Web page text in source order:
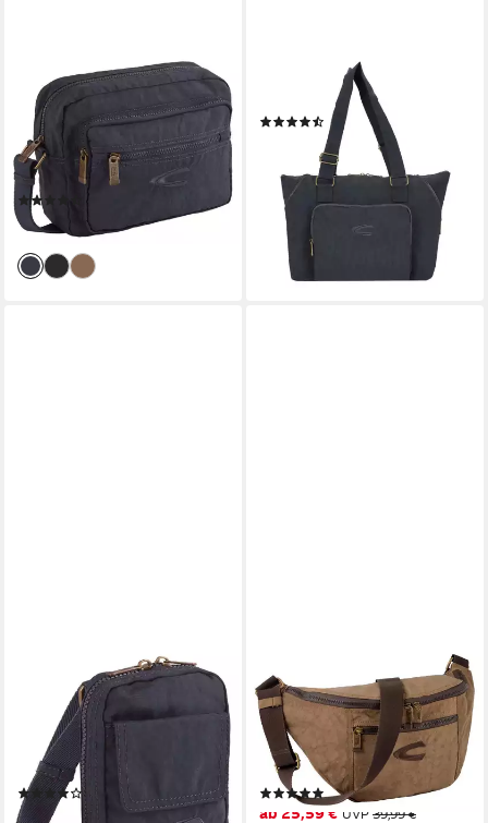
CAMEL ACTIVE
Umhängetasche Journey, aus
leichtem robusten Nylon,
funktional perfekt für alle
Lebenslagen
(23)
ab 36,00 €
leider ausverkauft
CAMEL ACTIVE
Shopper Journey, Nylon
(3)
ab 35,00 € 69,99 €
leider ausverkauft
CAMEL ACTIVE
Umhängetasche Journey, aus
leichtem robusten Nylon,
funktional perfekt für alle
Lebenslagen
ab 29,99 €
CAMEL ACTIVE
Umhängetasche Journey, aus
leichtem robusten Nylon,
funktional perfekt für alle
Lebenslagen
(6)
ab 25,59 € UVP 39,99 €